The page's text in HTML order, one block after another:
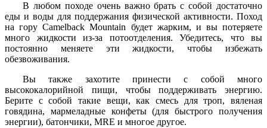
В любом походе очень важно брать с собой достаточно
еды и воды для поддержания физической активности. Поход
на гору Camelback Mountain будет жарким, и вы потеряете
много жидкости из-за потоотделения. Убедитесь, что вы
постоянно меняете эти жидкости, чтобы избежать
обезвоживания.
Вы также захотите принести с собой много
высококалорийной пищи, чтобы поддерживать энергию.
Берите с собой такие вещи, как смесь для троп, вяленая
говядина, мармеладные конфеты (для быстрого получения
энергии), батончики, MRE и многое другое.